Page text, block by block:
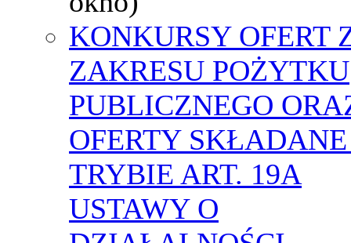
KONKURSY OFERT
ZAKRESU POŻYTKU
PUBLICZNEGO
OFERTY
TRYBIE ART. 19A
USTAWY O